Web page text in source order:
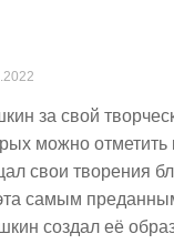
за свой
можно отметить
свои творения
самым
создал её